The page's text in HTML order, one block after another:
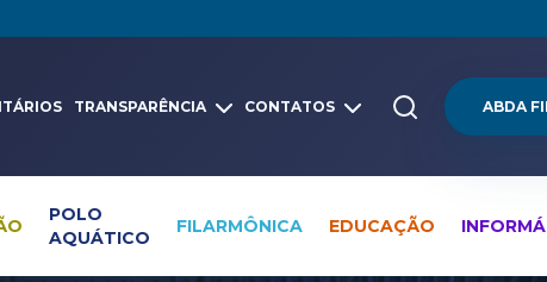
TRANSPARÊNCIA CONTATOS ABDA
POLO
AQUÁTICO
FILARMÔNICA EDUCAÇÃO
Pesquisa global Notícias Natação